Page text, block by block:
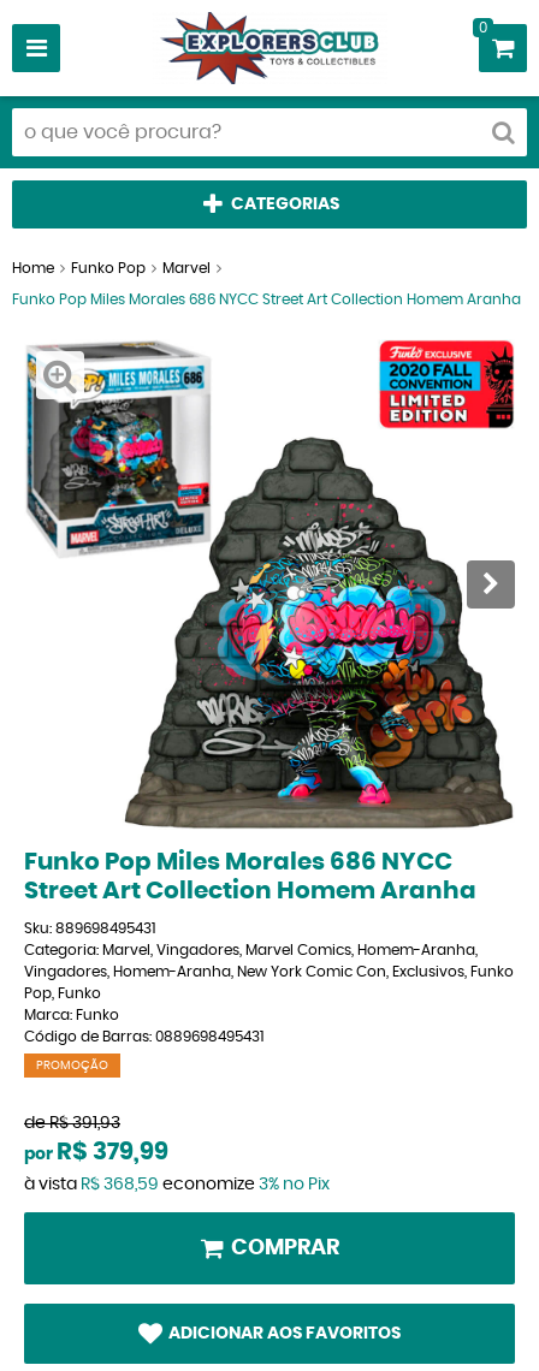
0
CATEGORIAS
Home Funko Pop Marvel
Funko Pop Miles Morales 686 NYCC Street Art Collection Homem Aranha
Funko Pop Miles Morales 686 NYCC
Street Art Collection Homem Aranha
Sku: 889698495431
Categoria: Marvel Vingadores Marvel Comics Homem-Aranha
Vingadores Homem-Aranha New York Comic Con Exclusivos Funko
Pop Funko
Marca: Funko
Código de Barras: 0889698495431
PROMOÇÃO
de R$ 391,93
por R$ 379,99
à vista R$ 368,59 economize 3% no Pix
COMPRAR
ADICIONAR AOS FAVORITOS